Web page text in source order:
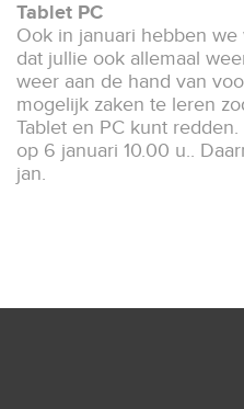
Tablet PC
Ook in januari hebben we
dat jullie ook allemaal
weer aan de hand van
mogelijk zaken te leren
Tablet en PC kunt
op 6 januari 10.00 u..
jan.